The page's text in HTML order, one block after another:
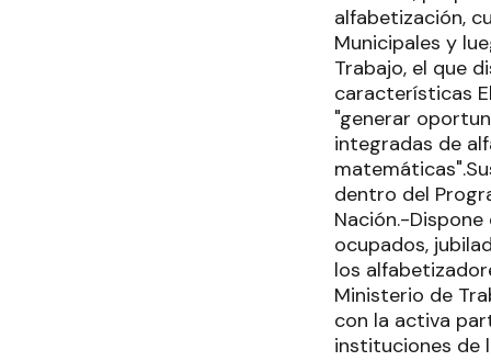
alfabetización,
Municipales y
Trabajo, el que
características
"generar
integradas de
dentro del
Nación.-
ocupados,
los
Ministerio de
con la activa
instituciones de